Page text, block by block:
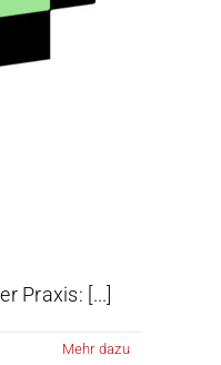
Praxis: [...]
Mehr dazu